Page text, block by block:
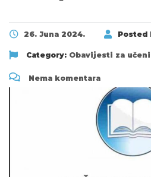
26. Juna 2024. Posted
Category: Obavijesti za
Nema komentara